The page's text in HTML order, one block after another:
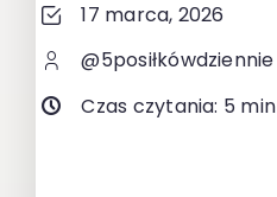
17 marca, 2026
@5posiłkówdziennie
Czas czytania: 5 min